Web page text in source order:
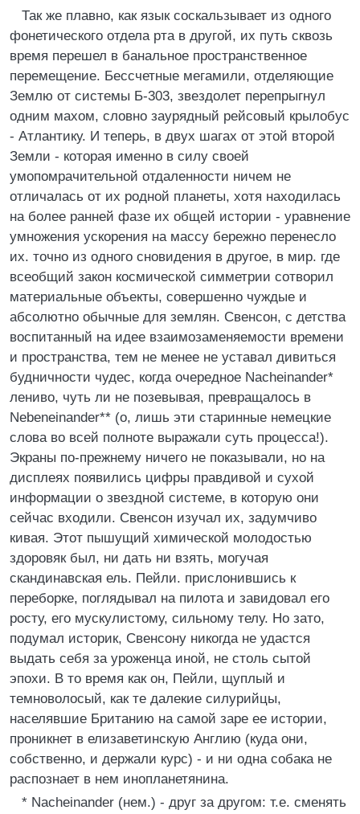
Так же плавно, как язык соскальзывает из одного
фонетического отдела рта в другой, их путь сквозь
время перешел в банальное пространственное
перемещение. Бессчетные мегамили, отделяющие
Землю от системы Б-303, звездолет перепрыгнул
одним махом, словно заурядный рейсовый крылобус
- Атлантику. И теперь, в двух шагах от этой второй
Земли - которая именно в силу своей
умопомрачительной отдаленности ничем не
отличалась от их родной планеты, хотя находилась
на более ранней фазе их общей истории - уравнение
умножения ускорения на массу бережно перенесло
их. точно из одного сновидения в другое, в мир. где
всеобщий закон космической симметрии сотворил
материальные объекты, совершенно чуждые и
абсолютно обычные для землян. Свенсон, с детства
воспитанный на идее взаимозаменяемости времени
и пространства, тем не менее не уставал дивиться
будничности чудес, когда очередное Nacheinander*
лениво, чуть ли не позевывая, превращалось в
Nebeneinander** (о, лишь эти старинные немецкие
слова во всей полноте выражали суть процесса!).
Экраны по-прежнему ничего не показывали, но на
дисплеях появились цифры правдивой и сухой
информации о звездной системе, в которую они
сейчас входили. Свенсон изучал их, задумчиво
кивая. Этот пышущий химической молодостью
здоровяк был, ни дать ни взять, могучая
скандинавская ель. Пейли. прислонившись к
переборке, поглядывал на пилота и завидовал его
росту, его мускулистому, сильному телу. Но зато,
подумал историк, Свенсону никогда не удастся
выдать себя за уроженца иной, не столь сытой
эпохи. В то время как он, Пейли, щуплый и
темноволосый, как те далекие силурийцы,
населявшие Британию на самой заре ее истории,
проникнет в елизаветинскую Англию (куда они,
собственно, и держали курс) - и ни одна собака не
распознает в нем инопланетянина.
* Nacheinander (нем.) - друг за другом: т.е. сменять